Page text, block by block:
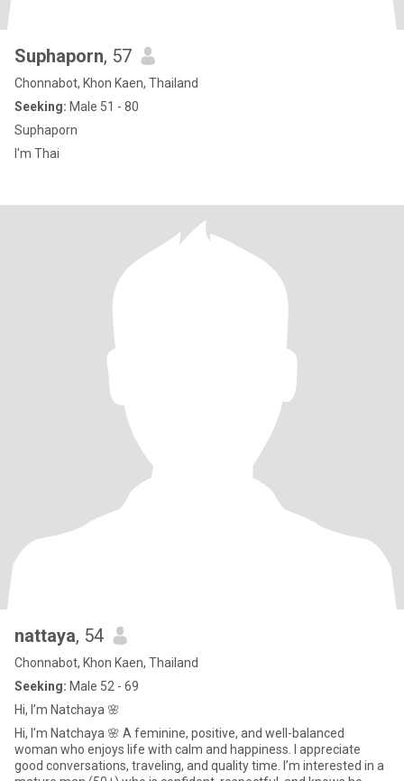
Suphaporn, 57
Chonnabot, Khon Kaen, Thailand
Seeking: Male 51 - 80
Suphaporn
I'm Thai
nattaya, 54
Chonnabot, Khon Kaen, Thailand
Seeking: Male 52 - 69
Hi, I’m Natchaya 🌸
Hi, I’m Natchaya 🌸 A feminine, positive, and well-balanced
woman who enjoys life with calm and happiness. I appreciate
good conversations, traveling, and quality time. I’m interested in a